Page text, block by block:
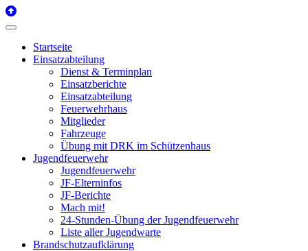
Startseite
Einsatzabteilung
Dienst & Terminplan
Einsatzberichte
Einsatzabteilung
Feuerwehrhaus
Mitglieder
Fahrzeuge
Übung mit DRK im Schützenhaus
Jugendfeuerwehr
Jugendfeuerwehr
JF-Elterninfos
JF-Berichte
Mach mit!
24-Stunden-Übung der Jugendfeuerwehr
Liste aller Jugendwarte
Brandschutzaufklärung